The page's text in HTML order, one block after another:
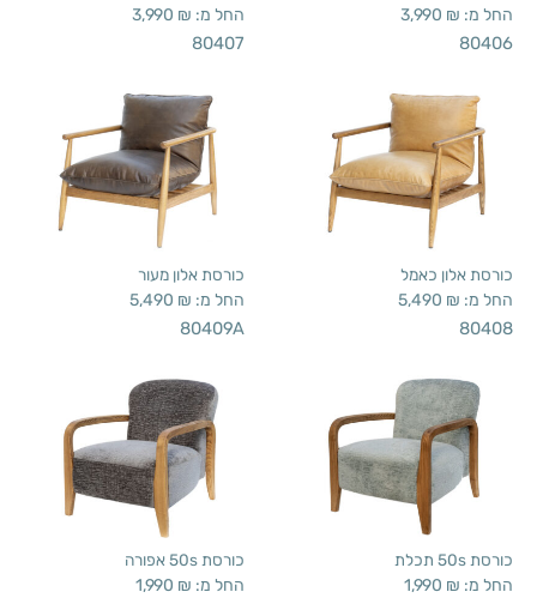
החל מ: 3,990 ₪
80406
החל מ: 3,990 ₪
80407
כורסת אלון כאמל
החל מ: 5,490 ₪
80408
כורסת אלון מעור
החל מ: 5,490 ₪
80409A
כורסת 50s תכלת
החל מ: 1,990 ₪
כורסת 50s אפורה
החל מ: 1,990 ₪